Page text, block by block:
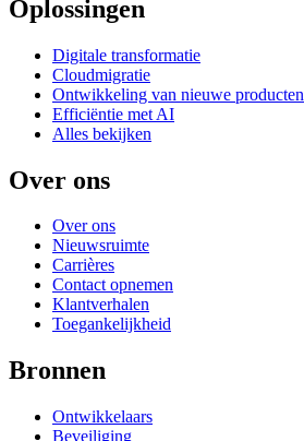
Oplossingen
Digitale transformatie
Cloudmigratie
Ontwikkeling van nieuwe producten
Efficiëntie met AI
Alles bekijken
Over ons
Over ons
Nieuwsruimte
Carrières
Contact opnemen
Klantverhalen
Toegankelijkheid
Bronnen
Ontwikkelaars
Beveiliging